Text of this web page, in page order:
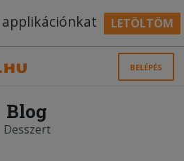
LETÖLTÖM
BELÉPÉS
Blog
Desszert